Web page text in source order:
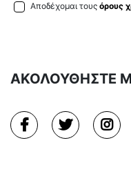
Αποδέχομαι τους όρους
ΑΚΟΛΟΥΘΗΣΤΕ